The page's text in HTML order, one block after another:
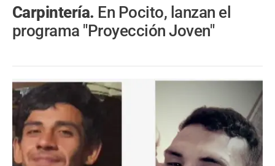
Carpintería. En Pocito, lanzan el
programa "Proyección Joven"